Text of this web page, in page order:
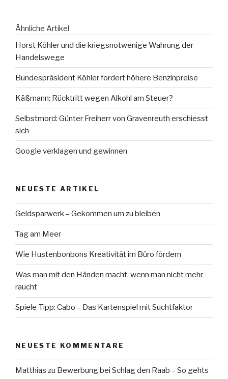
Ähnliche Artikel
Horst Köhler und die kriegsnotwenige Wahrung der
Handelswege
Bundespräsident Köhler fordert höhere Benzinpreise
Käßmann: Rücktritt wegen Alkohl am Steuer?
Selbstmord: Günter Freiherr von Gravenreuth erschiesst
sich
Google verklagen und gewinnen
NEUESTE ARTIKEL
Geldsparwerk – Gekommen um zu bleiben
Tag am Meer
Wie Hustenbonbons Kreativität im Büro fördern
Was man mit den Händen macht, wenn man nicht mehr
raucht
Spiele-Tipp: Cabo – Das Kartenspiel mit Suchtfaktor
NEUESTE KOMMENTARE
Matthias zu Bewerbung bei Schlag den Raab – So gehts